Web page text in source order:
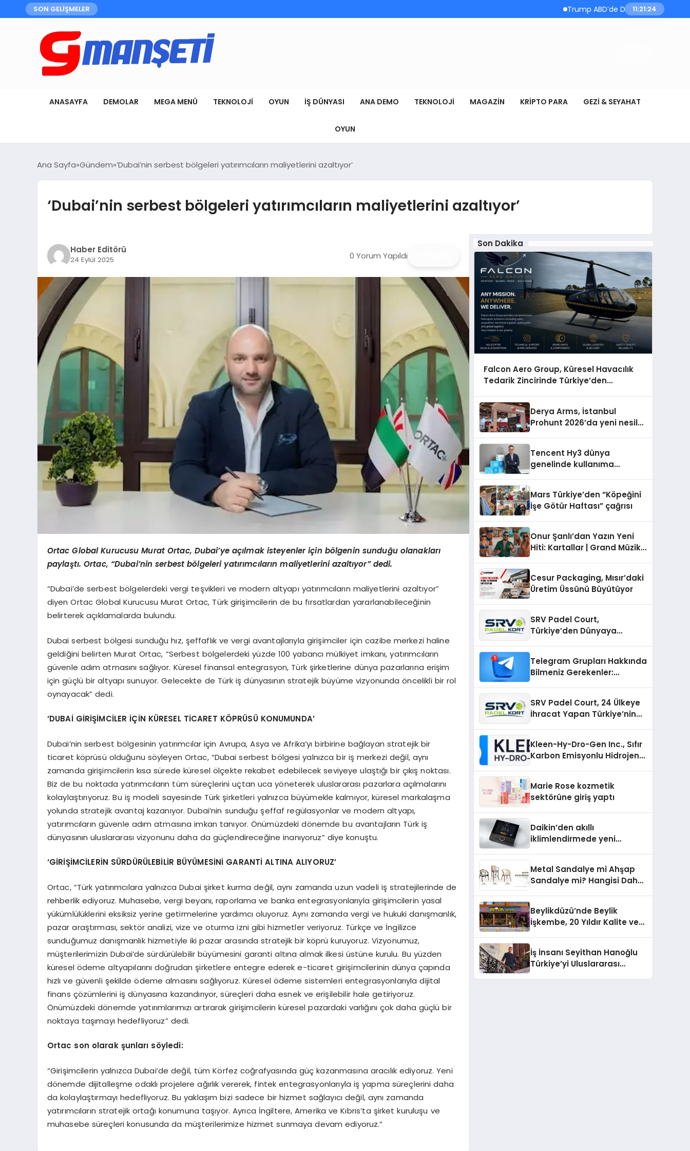
SON GELİŞMELER Trump ABD’de Doğumla Vatandaşlık
11:21:25
ANASAYFA DEMOLAR MEGA MENÜ TEKNOLOJI OYUN İŞ DÜNYASI ANA DEMO TEKNOLOJI MAGAZIN KRIPTO PARA GEZI & SEYAHAT
OYUN
Ana Sayfa Gündem ‘Dubai’nin serbest bölgeleri yatırımcıların maliyetlerini azaltıyor’
‘Dubai’nin serbest bölgeleri yatırımcıların maliyetlerini azaltıyor’
Haber Editörü
24 Eylül 2025 0 Yorum Yapıldı
Ortac Global Kurucusu Murat Ortac, Dubai’ye açılmak isteyenler için bölgenin sunduğu olanakları
paylaştı. Ortac, “Dubai’nin serbest bölgeleri yatırımcıların maliyetlerini azaltıyor” dedi.
“Dubai’de serbest bölgelerdeki vergi teşvikleri ve modern altyapı yatırımcıların maliyetlerini azaltıyor”
diyen Ortac Global Kurucusu Murat Ortac, Türk girişimcilerin de bu fırsatlardan yararlanabileceğinin
belirterek açıklamalarda bulundu.
Dubai serbest bölgesi sunduğu hız, şeffaflık ve vergi avantajlarıyla girişimciler için cazibe merkezi haline
geldiğini belirten Murat Ortac, “Serbest bölgelerdeki yüzde 100 yabancı mülkiyet imkanı, yatırımcıların
güvenle adım atmasını sağlıyor. Küresel finansal entegrasyon, Türk şirketlerine dünya pazarlarına erişim
için güçlü bir altyapı sunuyor. Gelecekte de Türk iş dünyasının stratejik büyüme vizyonunda öncelikli bir rol
oynayacak” dedi.
‘DUBAİ GİRİŞİMCİLER İÇİN KÜRESEL TİCARET KÖPRÜSÜ KONUMUNDA’
Dubai’nin serbest bölgesinin yatırımcılar için Avrupa, Asya ve Afrika’yı birbirine bağlayan stratejik bir
ticaret köprüsü olduğunu söyleyen Ortac, “Dubai serbest bölgesi yalnızca bir iş merkezi değil, aynı
zamanda girişimcilerin kısa sürede küresel ölçekte rekabet edebilecek seviyeye ulaştığı bir çıkış noktası.
Biz de bu noktada yatırımcıların tüm süreçlerini uçtan uca yöneterek uluslararası pazarlara açılmalarını
kolaylaştırıyoruz. Bu iş modeli sayesinde Türk şirketleri yalnızca büyümekle kalmıyor, küresel markalaşma
yolunda stratejik avantaj kazanıyor. Dubai’nin sunduğu şeffaf regülasyonlar ve modern altyapı,
yatırımcıların güvenle adım atmasına imkan tanıyor. Önümüzdeki dönemde bu avantajların Türk iş
dünyasının uluslararası vizyonunu daha da güçlendireceğine inanıyoruz” diye konuştu.
‘GİRİŞİMCİLERİN SÜRDÜRÜLEBİLİR BÜYÜMESİNİ GARANTİ ALTINA ALIYORUZ’
Ortac, “Türk yatırımcılara yalnızca Dubai şirket kurma değil, aynı zamanda uzun vadeli iş stratejilerinde de
rehberlik ediyoruz. Muhasebe, vergi beyanı, raporlama ve banka entegrasyonlarıyla girişimcilerin yasal
yükümlülüklerini eksiksiz yerine getirmelerine yardımcı oluyoruz. Aynı zamanda vergi ve hukuki danışmanlık,
pazar araştırması, sektör analizi, vize ve oturma izni gibi hizmetler veriyoruz. Türkçe ve İngilizce
sunduğumuz danışmanlık hizmetiyle iki pazar arasında stratejik bir köprü kuruyoruz. Vizyonumuz,
müşterilerimizin Dubai’de sürdürülebilir büyümesini garanti altına almak ilkesi üstüne kurulu. Bu yüzden
küresel ödeme altyapılarını doğrudan şirketlere entegre ederek e-ticaret girişimcilerinin dünya çapında
hızlı ve güvenli şekilde ödeme almasını sağlıyoruz. Küresel ödeme sistemleri entegrasyonlarıyla dijital
finans çözümlerini iş dünyasına kazandırıyor, süreçleri daha esnek ve erişilebilir hale getiriyoruz.
Önümüzdeki dönemde yatırımlarımızı artırarak girişimcilerin küresel pazardaki varlığını çok daha güçlü bir
noktaya taşımayı hedefliyoruz” dedi.
Ortac son olarak şunları söyledi:
“Girişimcilerin yalnızca Dubai’de değil, tüm Körfez coğrafyasında güç kazanmasına aracılık ediyoruz. Yeni
dönemde dijitalleşme odaklı projelere ağırlık vererek, fintek entegrasyonlarıyla iş yapma süreçlerini daha
da kolaylaştırmayı hedefliyoruz. Bu yaklaşım bizi sadece bir hizmet sağlayıcı değil, aynı zamanda
yatırımcıların stratejik ortağı konumuna taşıyor. Ayrıca İngiltere, Amerika ve Kıbrıs’ta şirket kuruluşu ve
muhasebe süreçleri konusunda da müşterilerimize hizmet sunmaya devam ediyoruz.”
Son Dakika
Falcon Aero Group, Küresel Havacılık
Tedarik Zincirinde Türkiye’den
Derya Arms, İstanbul
Prohunt 2026’da yeni nesil
Tencent Hy3 dünya
genelinde kullanıma
Mars Türkiye’den “Köpeğini
İşe Götür Haftası” çağrısı
Onur Şanlı’dan Yazın Yeni
Hiti: Kartallar | Grand Müzik
Cesur Packaging, Mısır’daki
Üretim Üssünü Büyütüyor
SRV Padel Court,
Türkiye’den Dünyaya
Telegram Grupları Hakkında
Bilmeniz Gerekenler:
SRV Padel Court, 24 Ülkeye
İhracat Yapan Türkiye’nin
Kleen-Hy-Dro-Gen Inc., Sıfır
Karbon Emisyonlu Hidrojen
Aldı
Marie Rose kozmetik
sektörüne giriş yaptı
Daikin’den akıllı
iklimlendirmede yeni
Metal Sandalye mi Ahşap
Sandalye mi? Hangisi Daha
Beylikdüzü’nde Beylik
İşkembe, 20 Yıldır Kalite ve
İş İnsanı Seyithan Hanoğlu
Türkiye’yi Uluslararası